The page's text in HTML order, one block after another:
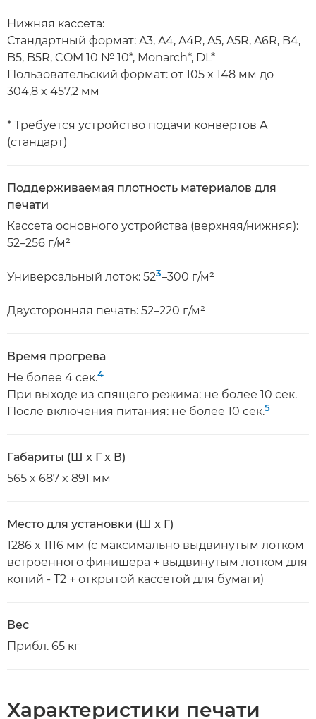
Нижняя кассета:
Стандартный формат: A3, A4, A4R, A5, A5R, A6R, B4,
B5, B5R, COM 10 № 10*, Monarch*, DL*
Пользовательский формат: от 105 x 148 мм до
304,8 x 457,2 мм
* Требуется устройство подачи конвертов A
(стандарт)
Поддерживаемая плотность материалов для
печати
Кассета основного устройства (верхняя/нижняя):
52–256 г/м²
Универсальный лоток: 523–300 г/м²
Двусторонняя печать: 52–220 г/м²
Время прогрева
Не более 4 сек.4
При выходе из спящего режима: не более 10 сек.
После включения питания: не более 10 сек.5
Габариты (Ш x Г x В)
565 x 687 x 891 мм
Место для установки (Ш x Г)
1286 x 1116 мм (с максимально выдвинутым лотком
встроенного финишера + выдвинутым лотком для
копий - T2 + открытой кассетой для бумаги)
Вес
Прибл. 65 кг
Характеристики печати